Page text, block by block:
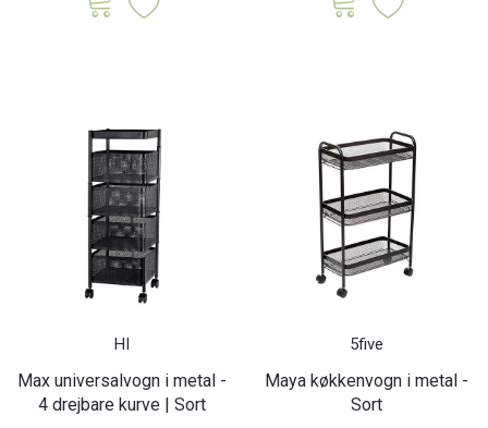
HI
Max universalvogn i metal -
4 drejbare kurve | Sort
5five
Maya køkkenvogn i metal -
Sort